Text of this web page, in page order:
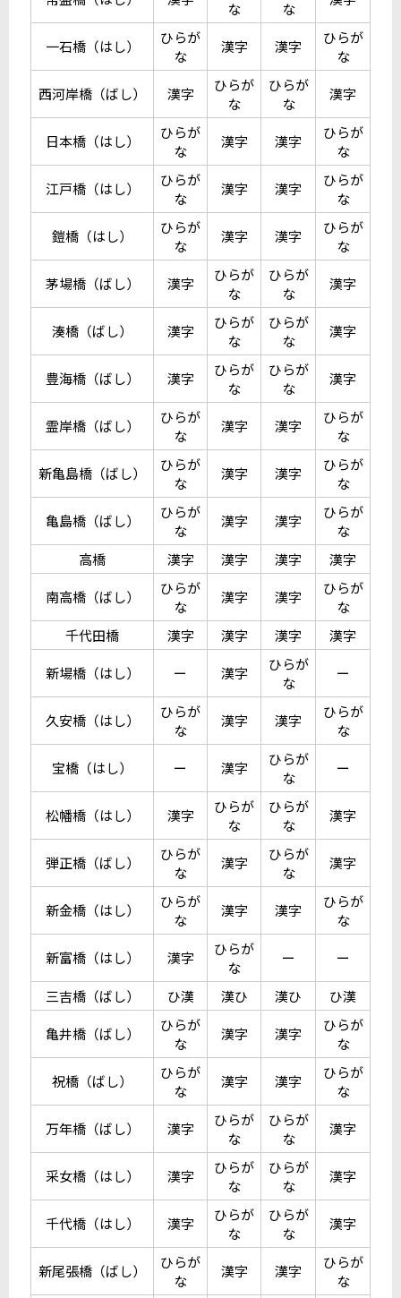
な
な
一石橋（はし）
ひらが
な
漢字 漢字
ひらが
な
西河岸橋（ばし）
漢字
ひらが
な
ひらが
な
漢字
日本橋（はし）
ひらが
な
漢字 漢字
ひらが
な
江戸橋（はし）
ひらが
な
漢字 漢字
ひらが
な
鎧橋（はし）
ひらが
な
漢字 漢字
ひらが
な
茅場橋（ばし）
漢字
ひらが
な
ひらが
な
漢字
湊橋（ばし） 漢字
ひらが
な
ひらが
な
漢字
豊海橋（ばし） 漢字
ひらが
な
ひらが
な
漢字
霊岸橋（ばし）
ひらが
な
漢字 漢字
ひらが
な
新亀島橋（ばし）
ひらが
な
漢字 漢字
ひらが
な
亀島橋（ばし）
ひらが
な
漢字 漢字
ひらが
な
高橋
漢字 漢字 漢字
漢字
南高橋（ばし）
ひらが
な
漢字 漢字
ひらが
な
千代田橋
漢字 漢字 漢字
漢字
新場橋（はし）
ー 漢字
ひらが
な
ー
久安橋（はし）
ひらが
な
漢字 漢字
ひらが
な
宝橋（はし）
ー 漢字
ひらが
な
ー
松幡橋（はし） 漢字
ひらが
な
ひらが
な
漢字
弾正橋（ばし）
ひらが
な
漢字
ひらが
な
漢字
新金橋（はし）
ひらが
な
漢字 漢字
ひらが
な
新富橋（はし）
漢字
ひらが
な
ー ー
三吉橋（ばし） ひ漢 漢ひ 漢ひ
ひ漢
亀井橋（ばし）
ひらが
な
漢字 漢字
ひらが
な
祝橋（ばし）
ひらが
な
漢字 漢字
ひらが
な
万年橋（ばし）
漢字
ひらが
な
ひらが
な
漢字
采女橋（はし） 漢字
ひらが
な
ひらが
な
漢字
千代橋（はし） 漢字
ひらが
な
ひらが
な
漢字
新尾張橋（ばし）
ひらが
な
漢字 漢字
ひらが
な